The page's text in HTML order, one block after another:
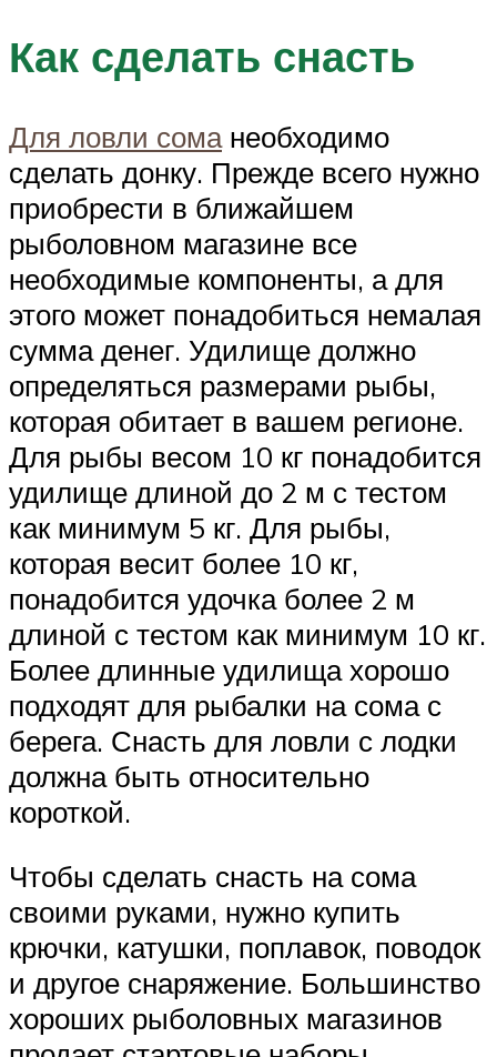
Как сделать снасть
Для ловли соманеобходимо
сделать донку. Прежде всего нужно
приобрести в ближайшем
рыболовном магазине все
необходимые компоненты, а для
этого может понадобиться немалая
сумма денег. Удилище должно
определяться размерами рыбы,
которая обитает в вашем регионе.
Для рыбы весом 10 кг понадобится
удилище длиной до 2 м с тестом
как минимум 5 кг. Для рыбы,
которая весит более 10 кг,
понадобится удочка более 2 м
длиной с тестом как минимум 10 кг.
Более длинные удилища хорошо
подходят для рыбалки на сома с
берега. Снасть для ловли с лодки
должна быть относительно
короткой.
Чтобы сделать снасть на сома
своими руками, нужно купить
крючки, катушки, поплавок, поводок
и другое снаряжение. Большинство
хороших рыболовных магазинов